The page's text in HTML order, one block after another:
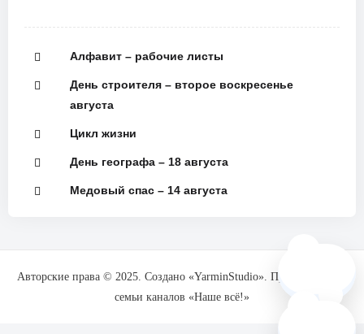
Алфавит – рабочие листы
День строителя – второе воскресенье
августа
Цикл жизни
День географа – 18 августа
Медовый спас – 14 августа
Авторские права © 2025. Создано «YarminStudio». При поддержке
семьи каналов «Наше всё!»